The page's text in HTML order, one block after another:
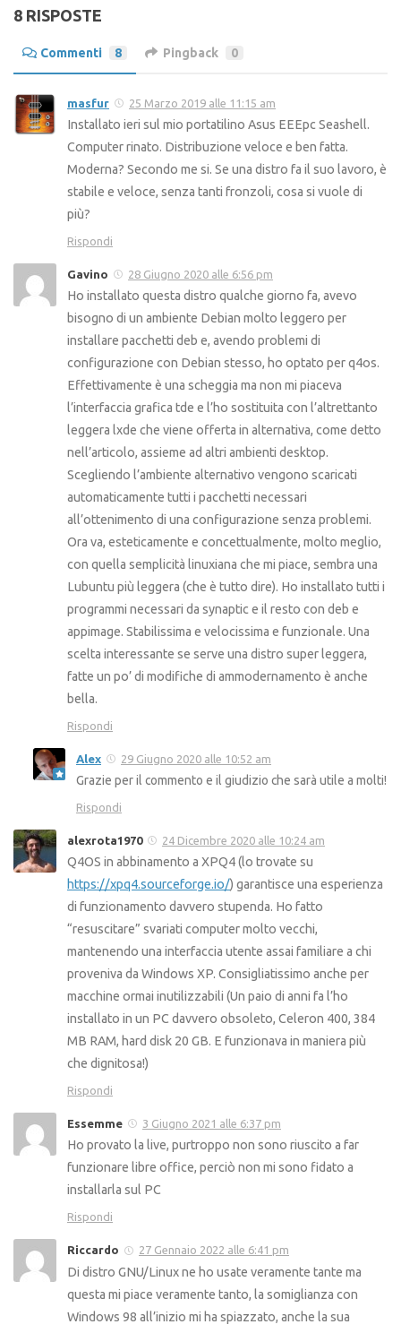
8 RISPOSTE
Commenti 8 Pingback 0
masfur 25 Marzo 2019 alle 11:15 am
Installato ieri sul mio portatilino Asus EEEpc Seashell.
Computer rinato. Distribuzione veloce e ben fatta.
Moderna? Secondo me si. Se una distro fa il suo lavoro, è
stabile e veloce, senza tanti fronzoli, cosa si vuole di
più?
Rispondi
Gavino 28 Giugno 2020 alle 6:56 pm
Ho installato questa distro qualche giorno fa, avevo
bisogno di un ambiente Debian molto leggero per
installare pacchetti deb e, avendo problemi di
configurazione con Debian stesso, ho optato per q4os.
Effettivamente è una scheggia ma non mi piaceva
l’interfaccia grafica tde e l’ho sostituita con l’altrettanto
leggera lxde che viene offerta in alternativa, come detto
nell’articolo, assieme ad altri ambienti desktop.
Scegliendo l’ambiente alternativo vengono scaricati
automaticamente tutti i pacchetti necessari
all’ottenimento di una configurazione senza problemi.
Ora va, esteticamente e concettualmente, molto meglio,
con quella semplicità linuxiana che mi piace, sembra una
Lubuntu più leggera (che è tutto dire). Ho installato tutti i
programmi necessari da synaptic e il resto con deb e
appimage. Stabilissima e velocissima e funzionale. Una
scelta interessante se serve una distro super leggera,
fatte un po’ di modifiche di ammodernamento è anche
bella.
Rispondi
Alex 29 Giugno 2020 alle 10:52 am
Grazie per il commento e il giudizio che sarà utile a molti!
Rispondi
alexrota1970 24 Dicembre 2020 alle 10:24 am
Q4OS in abbinamento a XPQ4 (lo trovate su
https://xpq4.sourceforge.io/) garantisce una esperienza
di funzionamento davvero stupenda. Ho fatto
“resuscitare” svariati computer molto vecchi,
mantenendo una interfaccia utente assai familiare a chi
proveniva da Windows XP. Consigliatissimo anche per
macchine ormai inutilizzabili (Un paio di anni fa l’ho
installato in un PC davvero obsoleto, Celeron 400, 384
MB RAM, hard disk 20 GB. E funzionava in maniera più
che dignitosa!)
Rispondi
Essemme 3 Giugno 2021 alle 6:37 pm
Ho provato la live, purtroppo non sono riuscito a far
funzionare libre office, perciò non mi sono fidato a
installarla sul PC
Rispondi
Riccardo 27 Gennaio 2022 alle 6:41 pm
Di distro GNU/Linux ne ho usate veramente tante ma
questa mi piace veramente tanto, la somiglianza con
Windows 98 all’inizio mi ha spiazzato, anche la sua